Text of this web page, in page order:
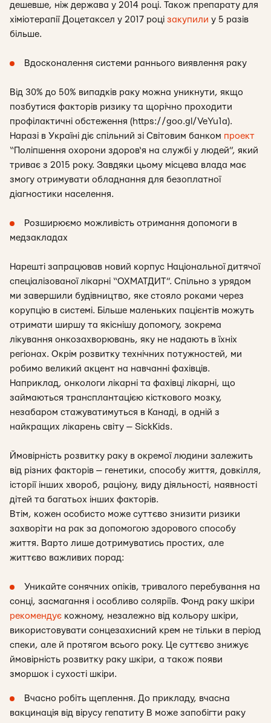
дешевше, ніж держава у 2014 році. Також препарату для
хіміотерапії Доцетаксел у 2017 році закупили у 5 разів
більше.
Вдосконалення системи раннього виявлення раку
Від 30% до 50% випадків раку можна уникнути, якщо
позбутися факторів ризику та щорічно проходити
профілактичні обстеження (https://goo.gl/VeYu1a).
Наразі в Україні діє спільний зі Світовим банком проект
“Поліпшення охорони здоров‘я на службі у людей”, який
триває з 2015 року. Завдяки цьому місцева влада має
змогу отримувати обладнання для безоплатної
діагностики населення.
Розширюємо можливість отримання допомоги в
медзакладах
Нарешті запрацював новий корпус Національної дитячої
спеціалізованої лікарні “ОХМАТДИТ”. Спільно з урядом
ми завершили будівництво, яке стояло роками через
корупцію в системі. Більше маленьких пацієнтів можуть
отримати ширшу та якіснішу допомогу, зокрема
лікування онкозахворювань, яку не надають в їхніх
регіонах. Окрім розвитку технічних потужностей, ми
робимо великий акцент на навчанні фахівців.
Наприклад, онкологи лікарні та фахівці лікарні, що
займаються трансплантацією кісткового мозку,
незабаром стажуватимуться в Канаді, в одній з
найкращих лікарень світу — SickKids.
Ймовірність розвитку раку в окремої людини залежить
від різних факторів — генетики, способу життя, довкілля,
історії інших хвороб, раціону, виду діяльності, наявності
дітей та багатьох інших факторів.
Втім, кожен особисто може суттєво знизити ризики
захворіти на рак за допомогою здорового способу
життя. Варто лише дотримуватись простих, але
життєво важливих порад:
Уникайте сонячних опіків, тривалого перебування на
сонці, засмагання і особливо соляріїв. Фонд раку шкіри
рекомендує кожному, незалежно від кольору шкіри,
використовувати сонцезахисний крем не тільки в період
спеки, але й протягом всього року. Це суттєво знижує
ймовірність розвитку раку шкіри, а також появи
зморшок і сухості шкіри.
Вчасно робіть щеплення. До прикладу, вчасна
вакцинація від вірусу гепатиту В може запобігти раку